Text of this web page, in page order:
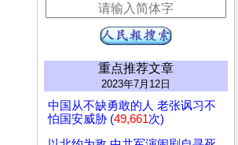
重点推荐文章
2023年7月12日
中国从不缺勇敢的人 老张讽习不
怕国安威胁 (49,661次)